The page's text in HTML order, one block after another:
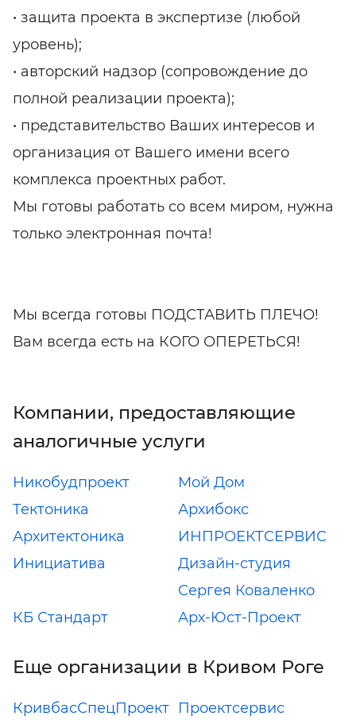
• защита проекта в экспертизе (любой
уровень);
• авторский надзор (сопровождение до
полной реализации проекта);
• представительство Ваших интересов и
организация от Вашего имени всего
комплекса проектных работ.
Мы готовы работать со всем миром, нужна
только электронная почта!
Мы всегда готовы ПОДСТАВИТЬ ПЛЕЧО!
Вам всегда есть на КОГО ОПЕРЕТЬСЯ!
Компании, предоставляющие
аналогичные услуги
Никобудпроект
Мой Дом
Тектоника
Архибокс
Архитектоника
ИНПРОЕКТСЕРВИС
Инициатива
Дизайн-студия
Сергея Коваленко
КБ Стандарт
Арх-Юст-Проект
Еще организации в Кривом Роге
КривбасСпецПроект Проектсервис